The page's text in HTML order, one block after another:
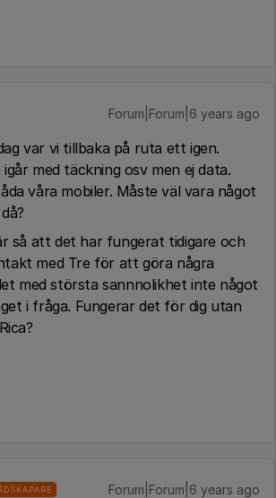
Forum|Forum|6 years ago
var vi tillbaka på ruta ett igen.
igår med täckning osv men ej data.
våra mobiler. Måste väl vara något
så att det har fungerat tidigare och
med Tre för att göra några
med största sannnolikhet inte något
i fråga. Fungerar det för dig utan
Forum|Forum|6 years ago